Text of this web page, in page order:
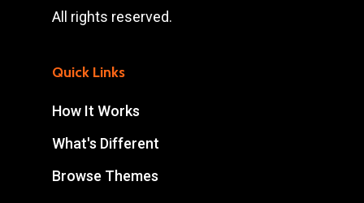
All rights reserved.
Quick Links
How It Works
What's Different
Browse Themes